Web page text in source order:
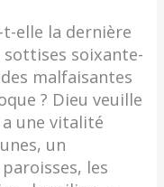
t-elle la dernière
soixante-
malfaisantes
? Dieu veuille
a une vitalité
un
les